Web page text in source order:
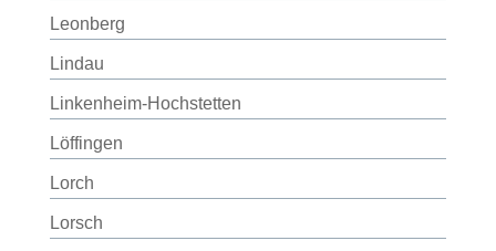
Leonberg
Lindau
Linkenheim-Hochstetten
Löffingen
Lorch
Lorsch